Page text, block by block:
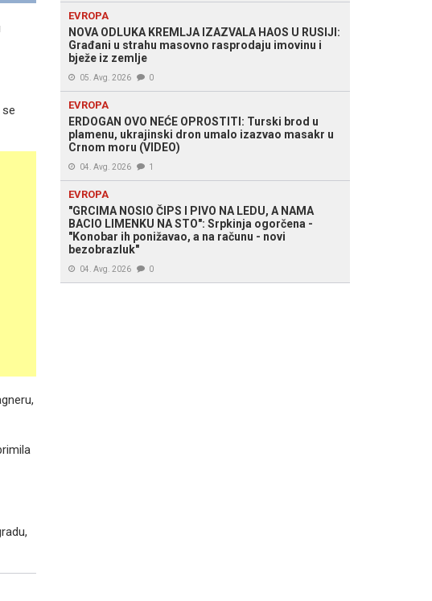
EVROPA
NOVA ODLUKA KREMLJA IZAZVALA HAOS U RUSIJI:
Građani u strahu masovno rasprodaju imovinu i
bježe iz zemlje
05. Avg. 2026 0
EVROPA
ERDOGAN OVO NEĆE OPROSTITI: Turski brod u
plamenu, ukrajinski dron umalo izazvao masakr u
Crnom moru (VIDEO)
04. Avg. 2026 1
EVROPA
"GRCIMA NOSIO ČIPS I PIVO NA LEDU, A NAMA
BACIO LIMENKU NA STO": Srpkinja ogorčena -
"Konobar ih ponižavao, a na računu - novi
bezobrazluk"
04. Avg. 2026 0